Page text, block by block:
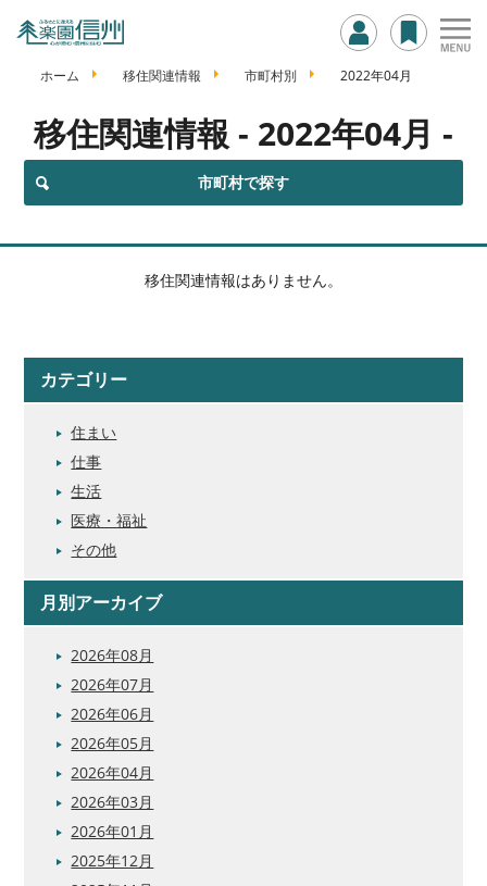
ホーム 移住関連情報 市町村別 2022年04月
移住関連情報 - 2022年04月 -
市町村で探す
移住関連情報はありません。
カテゴリー
住まい
仕事
生活
医療・福祉
その他
月別アーカイブ
2026年08月
2026年07月
2026年06月
2026年05月
2026年04月
2026年03月
2026年01月
2025年12月